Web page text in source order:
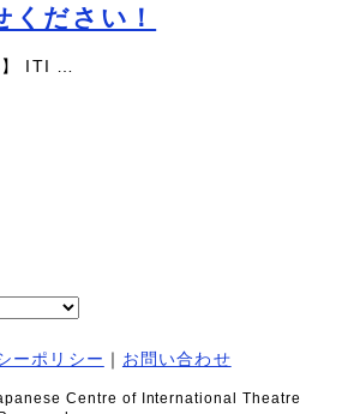
ください！
】 ITI …
ーポリシー ｜ お問い合わせ
Centre of International Theatre